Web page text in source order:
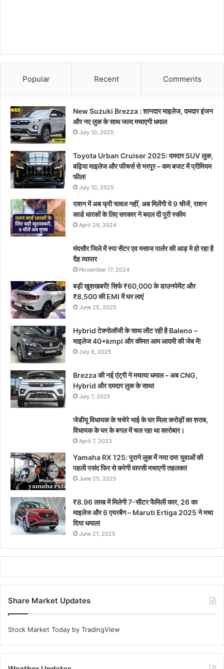
Popular Recent Comments
New Suzuki Brezza : शानदार माइलेज, दमदार इंजन
और नए लुक के साथ जल्द मचाएगी धमाल
July 10, 2025
Toyota Urban Cruiser 2025: दमदार SUV लुक,
बढ़िया माइलेज और फीचर्स से भरपूर – कम बजट में प्रीमियम
फील!
July 10, 2025
राशन में अब फ्री चावल नहीं, अब मिलेंगी ये 9 चीजें, राशन
कार्ड धारकों के लिए सरकार ने बदल दी पूरी स्कीम
April 29, 2024
मंदसौर जिले में स्पा सेंटर एव मसाज पार्लर की आड़ मे हो रहा है
दैह व्यापार
November 17, 2024
बड़ी खुशखबरी! सिर्फ ₹60,000 के डाउनपेमेंट और
₹8,500 की EMI में घर लाएं
June 25, 2025
Hybrid टेक्नोलॉजी के साथ लौट रही है Baleno –
माइलेज 40+kmpl और कीमत आम आदमी की जेब में!
July 6, 2025
Brezza की नई एंट्री ने मचाया धमाल – अब CNG,
Hybrid और दमदार लुक के साथ!
July 7, 2025
जेडीयू विधायक के चचेरे भाई के घर मिला करोड़ों का शराब,
विधायक के घर के बगल में चल रहा था कारोबार।
April 7, 2023
Yamaha RX 125: पुराने लुक में नया दम! युवाओं की
पहली पसंद फिर से करेगी वापसी मचाएगी तहलका!
June 25, 2025
₹8.96 लाख में मिलेगी 7-सीटर फैमिली कार, 26 का
माइलेज और 6 एयरबैग – Maruti Ertiga 2025 ने मचा
दिया धमाल!
June 21, 2025
Share Market Updates
Stock Market Today by TradingView